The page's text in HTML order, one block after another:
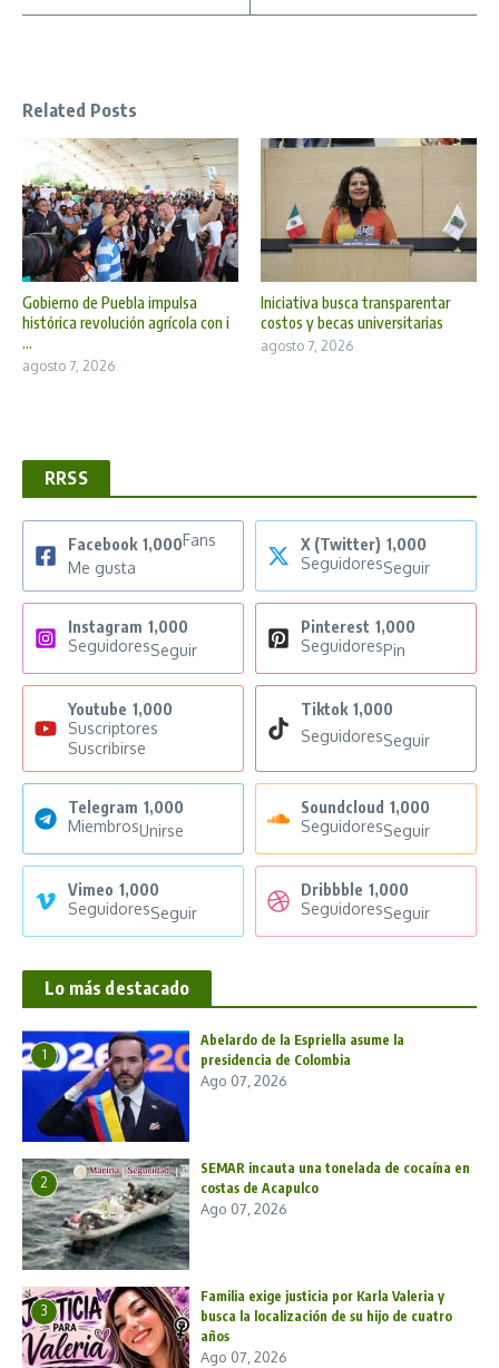
Related Posts
Gobierno de Puebla impulsa
histórica revolución agrícola con i
...
agosto 7, 2026
Iniciativa busca transparentar
costos y becas universitarias
agosto 7, 2026
RRSS
Facebook 1,000Fans
Me gusta
X (Twitter) 1,000
SeguidoresSeguir
Instagram 1,000
SeguidoresSeguir
Pinterest 1,000
SeguidoresPin
Youtube 1,000
Suscriptores
Suscribirse
Tiktok 1,000
SeguidoresSeguir
Telegram 1,000
MiembrosUnirse
Soundcloud 1,000
SeguidoresSeguir
Vimeo 1,000
SeguidoresSeguir
Dribbble 1,000
SeguidoresSeguir
Lo más destacado
1
Abelardo de la Espriella asume la
presidencia de Colombia
Ago 07, 2026
2
SEMAR incauta una tonelada de cocaína en
costas de Acapulco
Ago 07, 2026
3
Familia exige justicia por Karla Valeria y
busca la localización de su hijo de cuatro
años
Ago 07, 2026